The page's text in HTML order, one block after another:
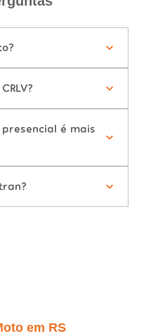
é mais
em RS